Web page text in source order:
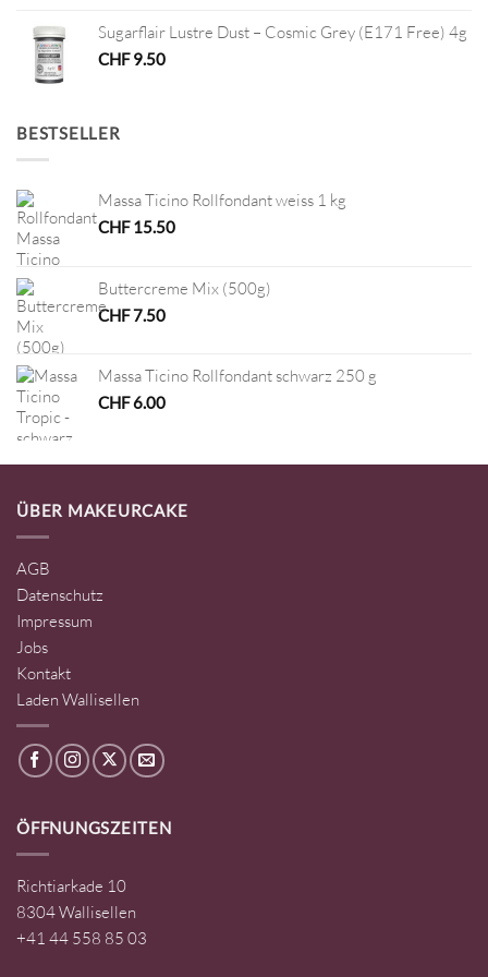
Sugarflair Lustre Dust – Cosmic Grey (E171 Free) 4g
CHF9.50
BESTSELLER
Massa Ticino Rollfondant weiss 1 kg
CHF15.50
Buttercreme Mix (500g)
CHF7.50
Massa Ticino Rollfondant schwarz 250 g
CHF6.00
ÜBER MAKEURCAKE
AGB
Datenschutz
Impressum
Jobs
Kontakt
Laden Wallisellen
ÖFFNUNGSZEITEN
Richtiarkade 10
8304 Wallisellen
+41 44 558 85 03